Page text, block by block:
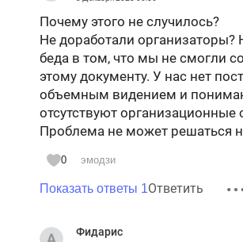
Почему этого не случилось?
Не доработали организаторы?
беда в том, что мы не смогли
этому документу. У нас нет
объемным видением и
отсутствуют
Проблема не может решаться
0 эмодзи
Показать ответы 1Ответить
Фидарис